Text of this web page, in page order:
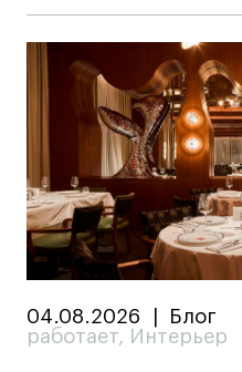
04.08.2026 Блог
работает, Интерьер